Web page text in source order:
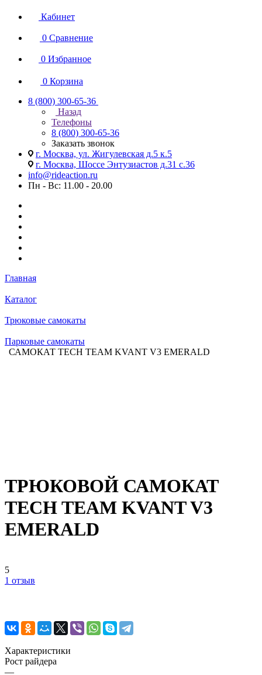
Кабинет
0 Сравнение
0 Избранное
0 Корзина
8 (800) 300-65-36
Назад
Телефоны
8 (800) 300-65-36
Заказать звонок
г. Москва, ул. Жигулевская д.5 к.5
г. Москва, Шоссе Энтузиастов д.31 с.36
info@rideaction.ru
Пн - Вс: 11.00 - 20.00
Главная
Каталог
Трюковые самокаты
Парковые самокаты
САМОКАТ TECH TEAM KVANT V3 EMERALD
ТРЮКОВОЙ САМОКАТ
TECH TEAM KVANT V3
EMERALD
5
1 отзыв
Характеристики
Рост райдера
—